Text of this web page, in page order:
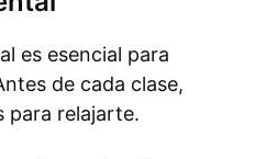
es esencial para
de cada clase,
para relajarte.